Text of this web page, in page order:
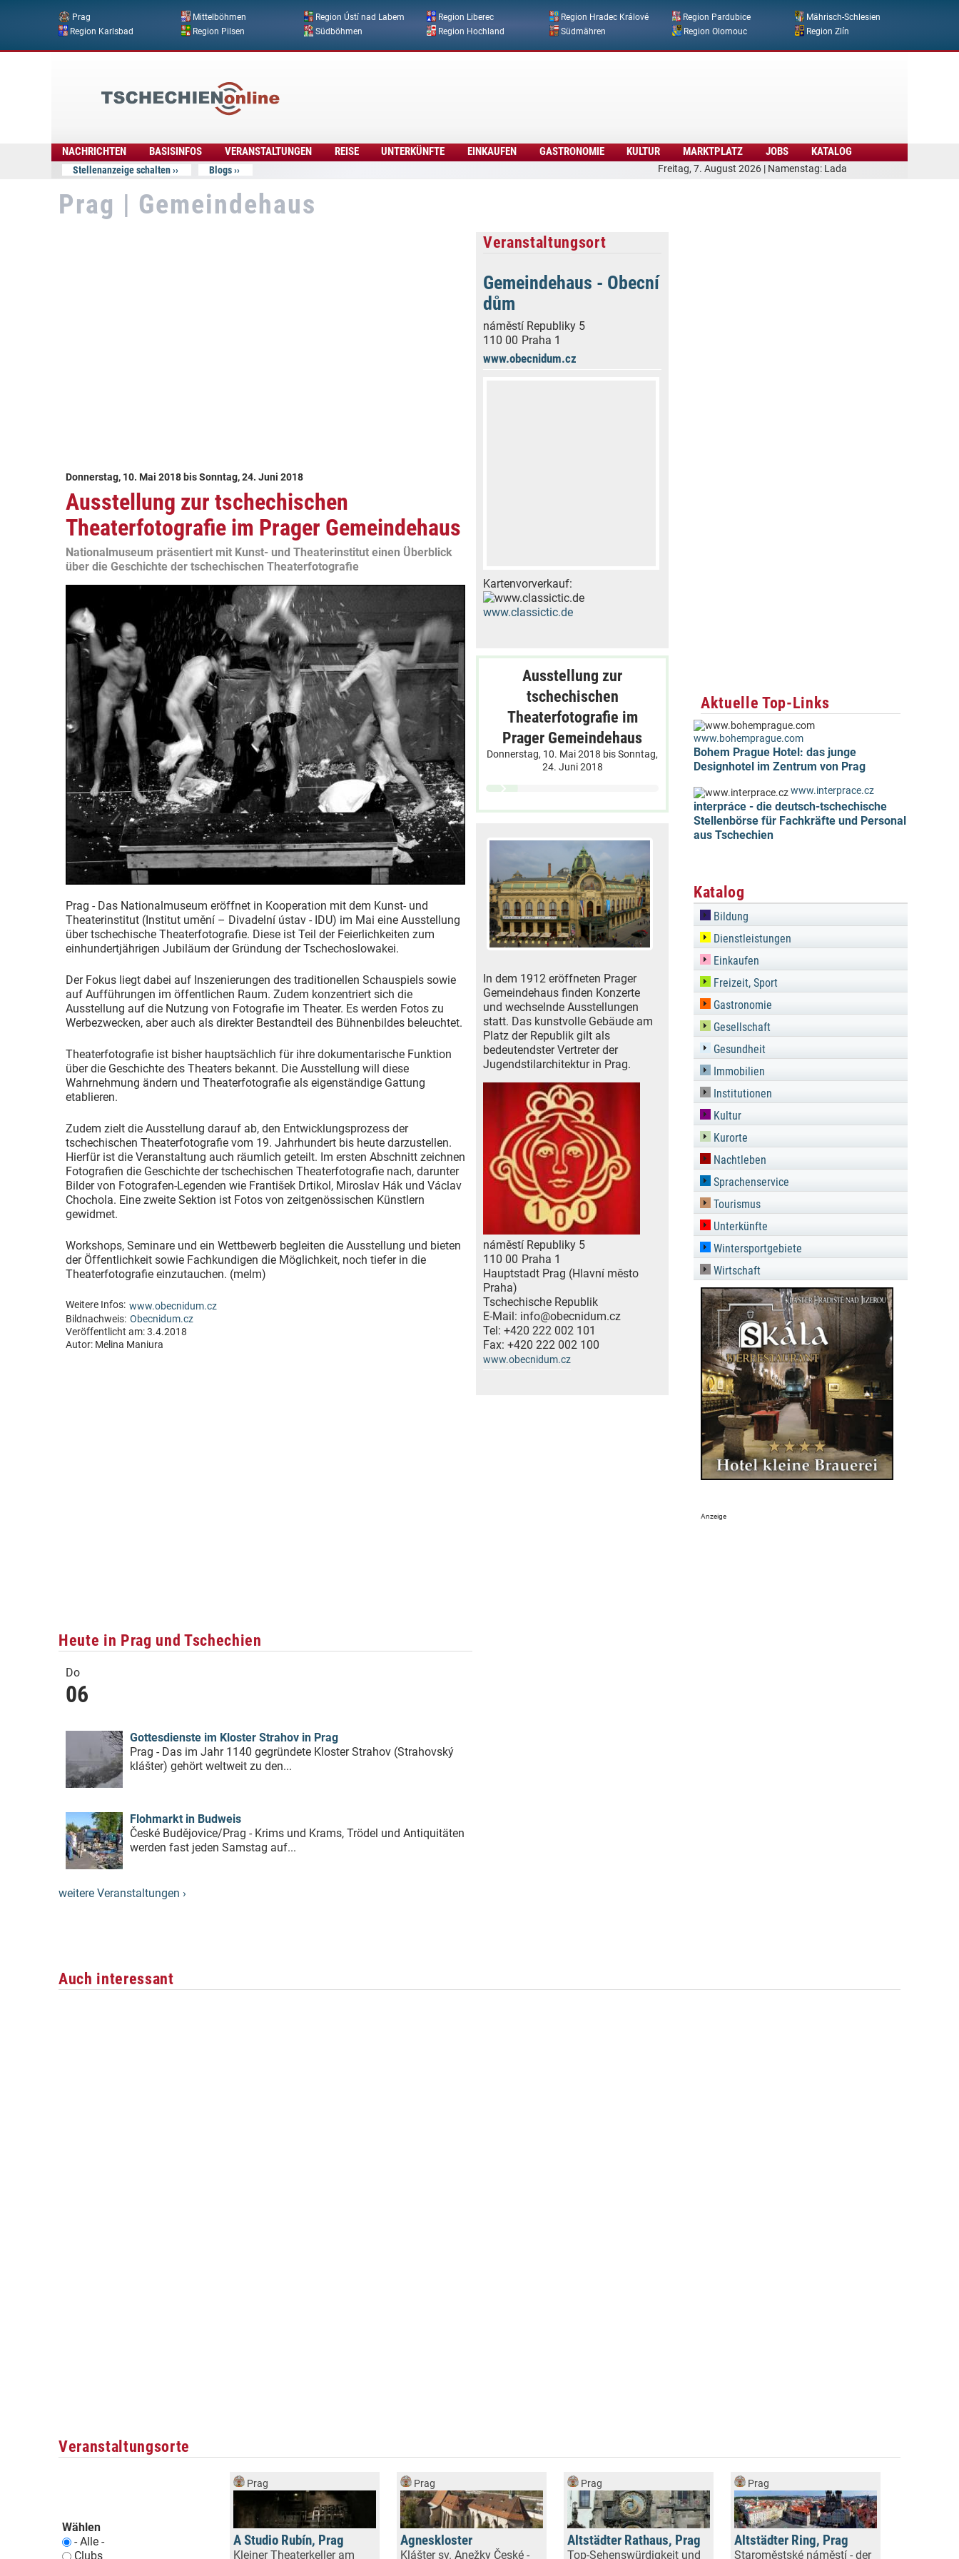
Direkt zum Inhalt
Prag Mittelböhmen Region Ústí nad Labem Region Liberec Region Hradec Králové Region Pardubice
Mährisch-Schlesien
Region Karlsbad
Region Pilsen Südböhmen Region Hochland Südmähren Region Olomouc Region Zlín
Freitag, 7. August 2026 | Namenstag: Lada
Online
NACHRICHTEN BASISINFOS VERANSTALTUNGEN REISE UNTERKÜNFTE EINKAUFEN GASTRONOMIE KULTUR MARKTPLATZ JOBS KATALOG
Stellenanzeige schalten Blogs
Prag | Gemeindehaus
Donnerstag, 10. Mai 2018 bisSonntag, 24. Juni 2018
Ausstellung zur tschechischen
Theaterfotografie im Prager Gemeindehaus
Nationalmuseum präsentiert mit Kunst- und Theaterinstitut einen Überblick
über die Geschichte der tschechischen Theaterfotografie
Prag - Das Nationalmuseum eröffnet in Kooperation mit dem Kunst- und
Theaterinstitut (Institut umění – Divadelní ústav - IDU) im Mai eine Ausstellung
über tschechische Theaterfotografie. Diese ist Teil der Feierlichkeiten zum
einhundertjährigen Jubiläum der Gründung der Tschechoslowakei.
Der Fokus liegt dabei auf Inszenierungen des traditionellen Schauspiels sowie
auf Aufführungen im öffentlichen Raum. Zudem konzentriert sich die
Ausstellung auf die Nutzung von Fotografie im Theater. Es werden Fotos zu
Werbezwecken, aber auch als direkter Bestandteil des Bühnenbildes beleuchtet.
Theaterfotografie ist bisher hauptsächlich für ihre dokumentarische Funktion
über die Geschichte des Theaters bekannt. Die Ausstellung will diese
Wahrnehmung ändern und Theaterfotografie als eigenständige Gattung
etablieren.
Zudem zielt die Ausstellung darauf ab, den Entwicklungsprozess der
tschechischen Theaterfotografie vom 19. Jahrhundert bis heute darzustellen.
Hierfür ist die Veranstaltung auch räumlich geteilt. Im ersten Abschnitt zeichnen
Fotografien die Geschichte der tschechischen Theaterfotografie nach, darunter
Bilder von Fotografen-Legenden wie František Drtikol, Miroslav Hák und Václav
Chochola. Eine zweite Sektion ist Fotos von zeitgenössischen Künstlern
gewidmet.
Workshops, Seminare und ein Wettbewerb begleiten die Ausstellung und bieten
der Öffentlichkeit sowie Fachkundigen die Möglichkeit, noch tiefer in die
Theaterfotografie einzutauchen. (melm)
Weitere Infos: www.obecnidum.cz
Bildnachweis: Obecnidum.cz
Veröffentlicht am: 3.4.2018
Autor: Melina Maniura
Heute in Prag und Tschechien
Do
06
Gottesdienste im Kloster Strahov in Prag
Prag - Das im Jahr 1140 gegründete Kloster Strahov (Strahovský
klášter) gehört weltweit zu den...
Flohmarkt in Budweis
České Budějovice/Prag - Krims und Krams, Trödel und Antiquitäten
werden fast jeden Samstag auf...
weitere Veranstaltungen ›
Veranstaltungsort
Gemeindehaus - Obecní
dům
náměstí Republiky 5
110 00 Praha 1
www.obecnidum.cz
Kartenvorverkauf:
www.classictic.de
Ausstellung zur
tschechischen
Theaterfotografie im
Prager Gemeindehaus
Donnerstag, 10. Mai 2018 bisSonntag,
24. Juni 2018
In dem 1912 eröffneten Prager
Gemeindehaus finden Konzerte
und wechselnde Ausstellungen
statt. Das kunstvolle Gebäude am
Platz der Republik gilt als
bedeutendster Vertreter der
Jugendstilarchitektur in Prag.
náměstí Republiky 5
110 00 Praha 1
Hauptstadt Prag (Hlavní město
Praha)
Tschechische Republik
E-Mail: info@obecnidum.cz
Tel: +420 222 002 101
Fax: +420 222 002 100
www.obecnidum.cz
Aktuelle Top-Links
www.bohemprague.com
Bohem Prague Hotel: das junge
Designhotel im Zentrum von Prag
www.interprace.cz
interpráce - die deutsch-tschechische
Stellenbörse für Fachkräfte und Personal
aus Tschechien
Katalog
Bildung
Dienstleistungen
Einkaufen
Freizeit, Sport
Gastronomie
Gesellschaft
Gesundheit
Immobilien
Institutionen
Kultur
Kurorte
Nachtleben
Sprachenservice
Tourismus
Unterkünfte
Wintersportgebiete
Wirtschaft
Auch interessant
Veranstaltungsorte
Wählen
- Alle -
Clubs
Prag
A Studio Rubín, Prag
Kleiner Theaterkeller am
Prag
Agneskloster
Klášter sv. Anežky České -
Prag
Altstädter Rathaus, Prag
Top-Sehenswürdigkeit und
Prag
Altstädter Ring, Prag
Staroměstské náměstí - der